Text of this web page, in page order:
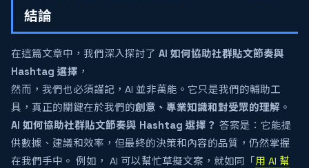
結論
在這篇文章中，我們深入探討了 AI 如何協助社群貼文節奏與
Hashtag 選擇 ，
然而，我們也必須謹記，AI 並非萬能。它只是我們的輔助工
具，真正的關鍵在於我們的創意、專業知識和對受眾的理解 。
AI 如何協助社群貼文節奏與 Hashtag 選擇？ 答案是：它能提
供數據、建議和效率，但最終的決策和內容的品質，仍然掌握
在我們手中。 例如， AI 可以幫忙草擬文案，就如同「用 AI 幫